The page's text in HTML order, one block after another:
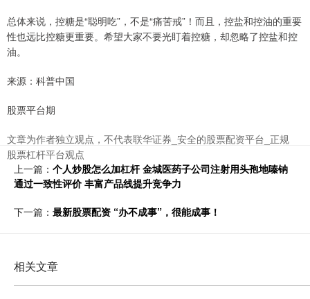
总体来说，控糖是“聪明吃”，不是“痛苦戒”！而且，控盐和控油的重要
性也远比控糖更重要。希望大家不要光盯着控糖，却忽略了控盐和控
油。
来源：科普中国
股票平台期
文章为作者独立观点，不代表联华证券_安全的股票配资平台_正规
股票杠杆平台观点
上一篇： 个人炒股怎么加杠杆 金城医药子公司注射用头孢地嗪钠
通过一致性评价 丰富产品线提升竞争力
下一篇： 最新股票配资 “办不成事”，很能成事！
相关文章